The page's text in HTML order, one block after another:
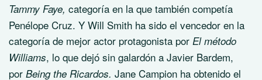
Tammy Faye, categoría en la que también competía
Penélope Cruz. Y Will Smith ha sido el vencedor en la
categoría de mejor actor protagonista por El método
Williams, lo que dejó sin galardón a Javier Bardem,
por Being the Ricardos. Jane Campion ha obtenido el